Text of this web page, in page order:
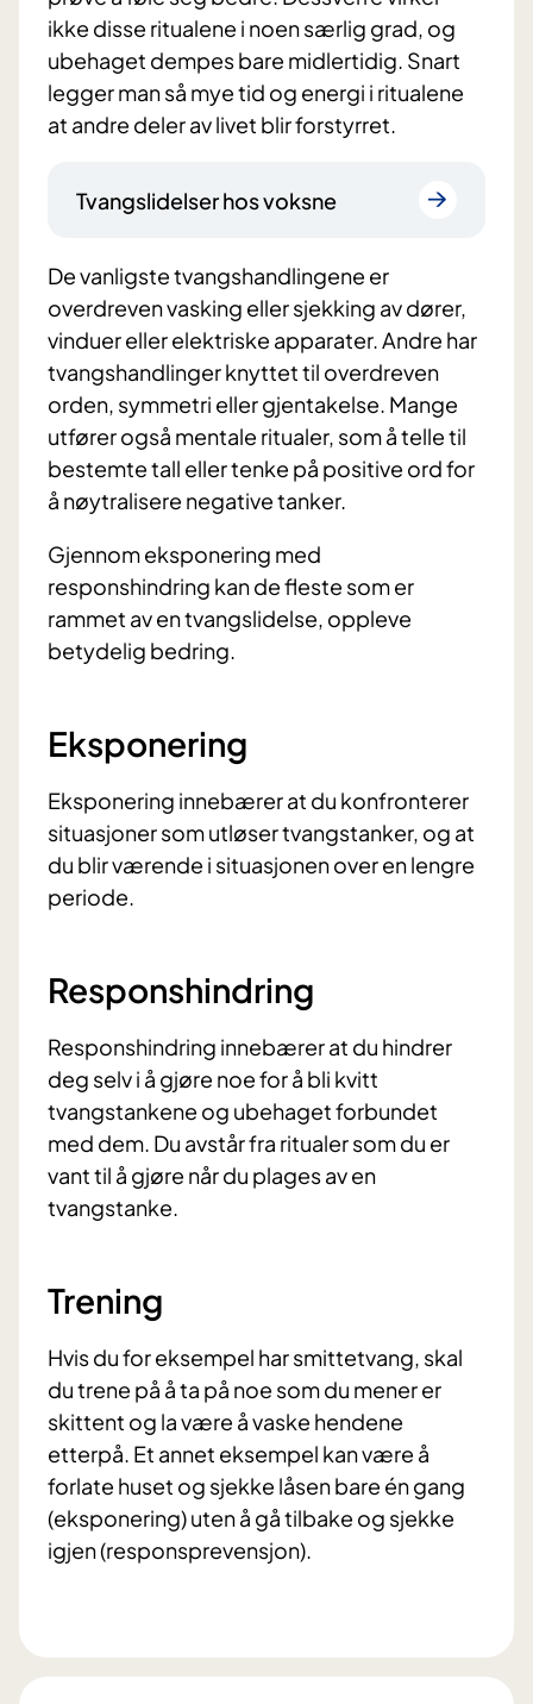
ikke disse ritualene i noen særlig grad, og
ubehaget dempes bare midlertidig. Snart
legger man så mye tid og energi i ritualene
at andre deler av livet blir forstyrret.
Tvangslidelser hos voksne
De vanligste tvangshandlingene er
overdreven vasking eller sjekking av dører,
vinduer eller elektriske apparater. Andre har
tvangshandlinger knyttet til overdreven
orden, symmetri eller gjentakelse. Mange
utfører også mentale ritualer, som å telle til
bestemte tall eller tenke på positive ord for
å nøytralisere negative tanker.
Gjennom eksponering med
responshindring kan de fleste som er
rammet av en tvangslidelse, oppleve
betydelig bedring.
Eksponering
Eksponering innebærer at du konfronterer
situasjoner som utløser tvangstanker, og at
du blir værende i situasjonen over en lengre
periode.
Responshindring
Responshindring innebærer at du hindrer
deg selv i å gjøre noe for å bli kvitt
tvangstankene og ubehaget forbundet
med dem. Du avstår fra ritualer som du er
vant til å gjøre når du plages av en
tvangstanke.
Trening
Hvis du for eksempel har smittetvang, skal
du trene på å ta på noe som du mener er
skittent og la være å vaske hendene
etterpå. Et annet eksempel kan være å
forlate huset og sjekke låsen bare én gang
(eksponering) uten å gå tilbake og sjekke
igjen (responsprevensjon).